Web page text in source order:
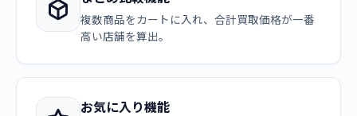
複数商品をカートに入れ、合計買取価格が一番
高い店舗を算出。
お気に入り機能